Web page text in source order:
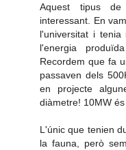
Aquest tipus
interessant. En
l'universitat i
l'energia
Recordem que fa
passaven dels
en projecte
diàmetre! 10MW és
L'únic que tenien
la fauna, però